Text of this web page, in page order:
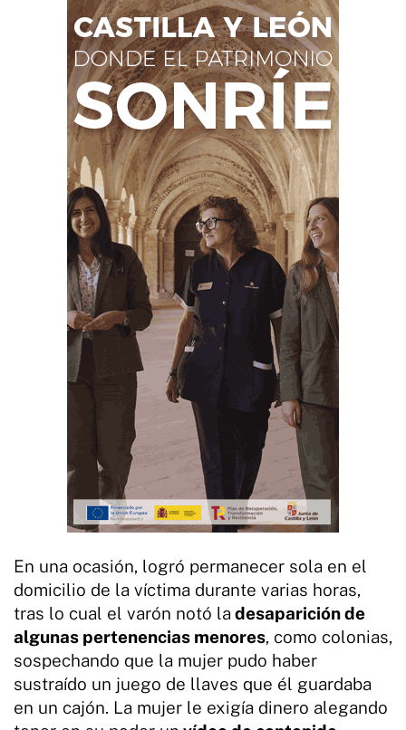
En una ocasión, logró permanecer sola en el
domicilio de la víctima durante varias horas,
tras lo cual el varón notó la desaparición de
algunas pertenencias menores, como colonias,
sospechando que la mujer pudo haber
sustraído un juego de llaves que él guardaba
en un cajón. La mujer le exigía dinero alegando